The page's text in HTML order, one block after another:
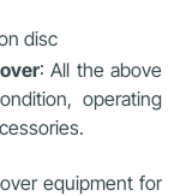
disc
: All the above
operating
equipment for